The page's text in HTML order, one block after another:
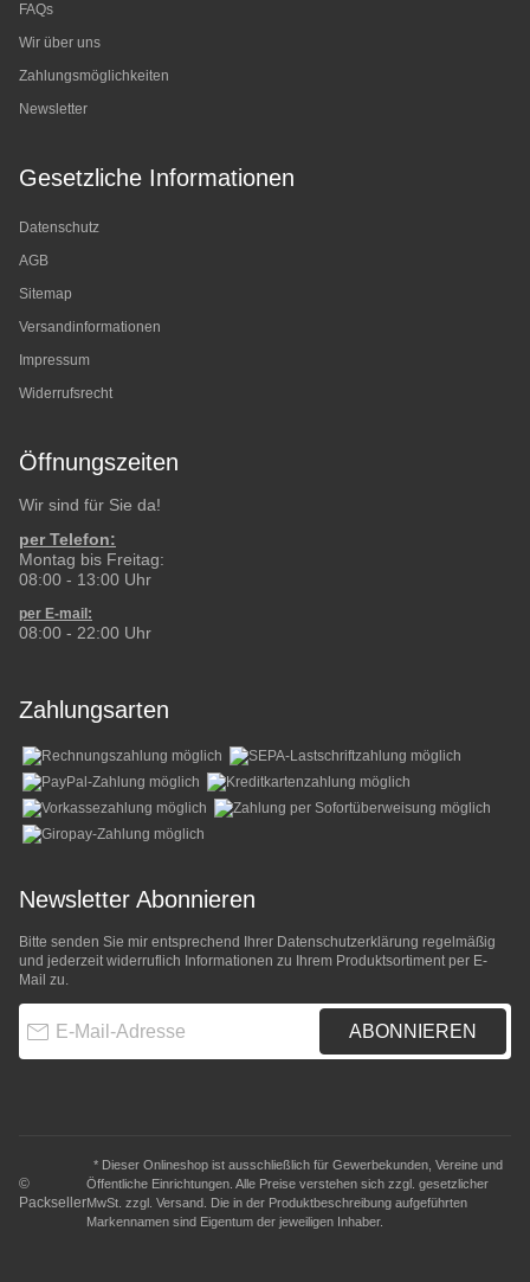
FAQs
Wir über uns
Zahlungsmöglichkeiten
Newsletter
Gesetzliche Informationen
Datenschutz
AGB
Sitemap
Versandinformationen
Impressum
Widerrufsrecht
Öffnungszeiten
Wir sind für Sie da!
per Telefon:
Montag bis Freitag:
08:00 - 13:00 Uhr
per E-mail:
08:00 - 22:00 Uhr
Zahlungsarten
Newsletter Abonnieren
Bitte senden Sie mir entsprechend Ihrer Datenschutzerklärung regelmäßig
und jederzeit widerruflich Informationen zu Ihrem Produktsortiment per E-
Mail zu.
ABONNIEREN
©
Packseller
* Dieser Onlineshop ist ausschließlich für Gewerbekunden, Vereine und
Öffentliche Einrichtungen. Alle Preise verstehen sich zzgl. gesetzlicher
MwSt. zzgl. Versand . Die in der Produktbeschreibung aufgeführten
Markennamen sind Eigentum der jeweiligen Inhaber.